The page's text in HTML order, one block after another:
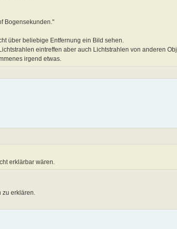
Bogensekunden."
über beliebige Entfernung ein Bild sehen.
eintreffen aber auch Lichtstrahlen von anderen
irgend etwas.
erklärbar wären.
zu erklären.